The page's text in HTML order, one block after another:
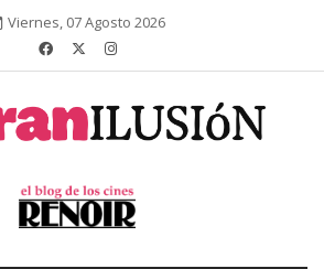
Viernes, 07 Agosto 2026